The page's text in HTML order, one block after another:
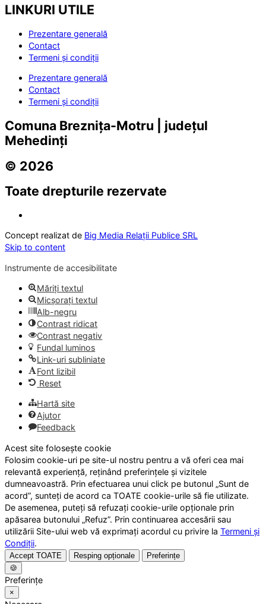
LINKURI UTILE
Prezentare generală
Contact
Termeni și condiții
Prezentare generală
Contact
Termeni și condiții
Comuna Breznița-Motru | județul
Mehedinți
© 2026
Toate drepturile rezervate
Concept realizat de Big Media Relații Publice SRL
Skip to content
Instrumente de accesibilitate
Măriți textul
Micșorați textul
Alb-negru
Contrast ridicat
Contrast negativ
Fundal luminos
Link-uri subliniate
Font lizibil
Reset
Hartă site
Ajutor
Feedback
Acest site folosește cookie
Folosim cookie-uri pe site-ul nostru pentru a vă oferi cea mai
relevantă experiență, reținând preferințele și vizitele
dumneavoastră. Prin efectuarea unui click pe butonul „Sunt de
acord”, sunteți de acord ca TOATE cookie-urile să fie utilizate.
De asemenea, puteți să refuzați cookie-urile opționale prin
apăsarea butonului „Refuz”. Prin continuarea accesării sau
utilizării Site-ului web vă exprimați acordul cu privire la Termeni și
Condiții.
Accept TOATE Resping opționale
Preferințe
🍪
Preferințe
×